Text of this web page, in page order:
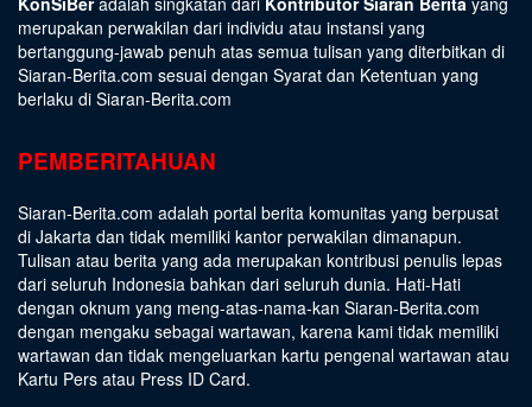
merupakan perwakilan dari individu atau instansi yang
bertanggung-jawab penuh atas semua tulisan yang diterbitkan di
Siaran-Berita.com sesuai dengan Syarat dan Ketentuan yang
berlaku di Siaran-Berita.com
PEMBERITAHUAN
Siaran-Berita.com adalah portal berita komunitas yang berpusat
di Jakarta dan tidak memiliki kantor perwakilan dimanapun.
Tulisan atau berita yang ada merupakan kontribusi penulis lepas
dari seluruh Indonesia bahkan dari seluruh dunia. Hati-Hati
dengan oknum yang meng-atas-nama-kan Siaran-Berita.com
dengan mengaku sebagai wartawan, karena kami tidak memiliki
wartawan dan tidak mengeluarkan kartu pengenal wartawan atau
Kartu Pers atau Press ID Card.